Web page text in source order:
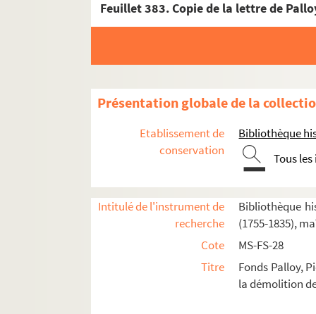
Présentation globale de la
Etablissement de
conservation
Bibliothèque
Tous
Intitulé de l'instrument de
recherche
Bibliothèque
(1755-1835),
Cote
MS-FS-28
Titre
Fonds Palloy,
la démolition
2-MS-FS-28-01. I. Démolition de la Bastille
2-MS-FS-28-03. III. Apôtres de la Liberté.
IV. Pierres de la Bastille offertes à des
2-MS-FS-28-06. V. Correspondance avec
VI. Envois à des particuliers, envois de
2-MS-FS-28-09. VII. Palloy aux armées